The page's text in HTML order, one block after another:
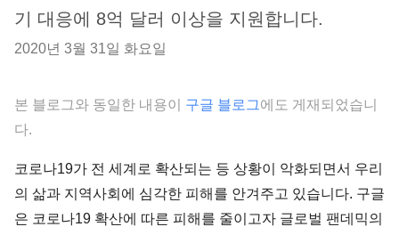
기 대응에 8억 달러 이상을 지원합니다.
2020년 3월 31일 화요일
본 블로그와 동일한 내용이 구글 블로그에도 게재되었습니
다.
코로나19가 전 세계로 확산되는 등 상황이 악화되면서 우리
의 삶과 지역사회에 심각한 피해를 안겨주고 있습니다. 구글
은 코로나19 확산에 따른 피해를 줄이고자 글로벌 팬데믹의